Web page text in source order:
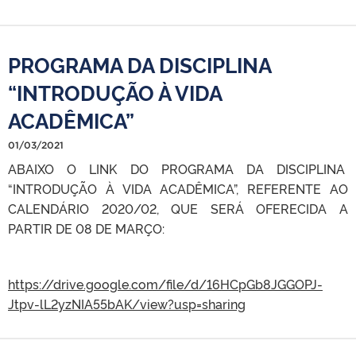
PROGRAMA DA DISCIPLINA
“INTRODUÇÃO À VIDA
ACADÊMICA”
01/03/2021
ABAIXO O LINK DO PROGRAMA DA DISCIPLINA
“INTRODUÇÃO À VIDA ACADÊMICA”, REFERENTE AO
CALENDÁRIO 2020/02, QUE SERÁ OFERECIDA A
PARTIR DE 08 DE MARÇO:
https://drive.google.com/file/d/16HCpGb8JGGOPJ-
Jtpv-lL2yzNIA55bAK/view?usp=sharing